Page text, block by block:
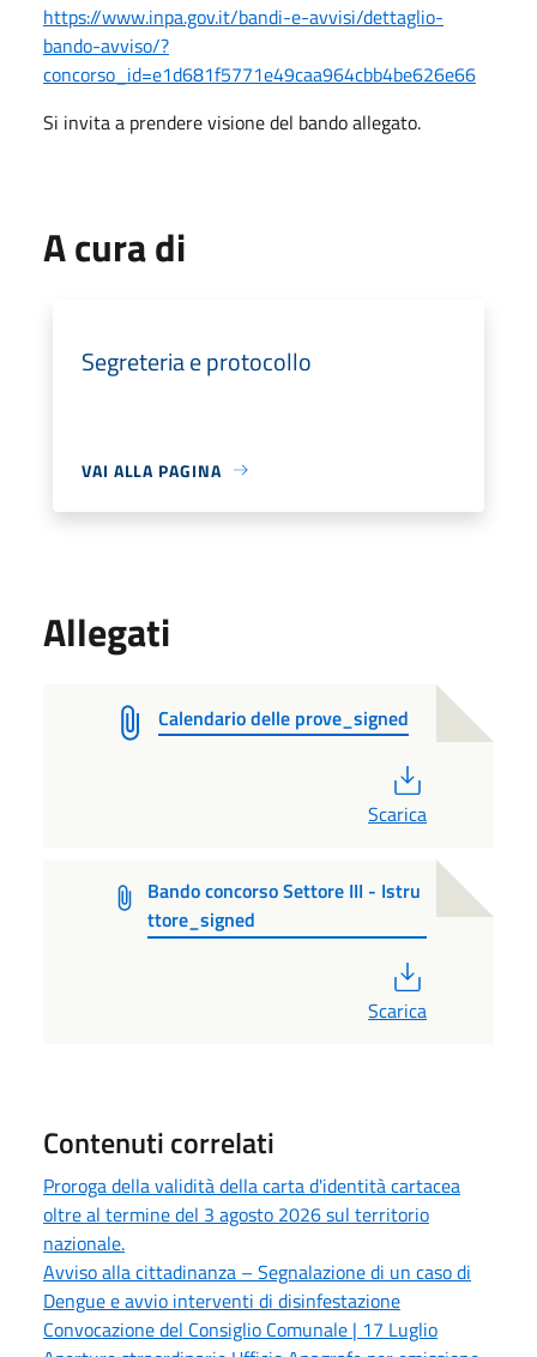
https://www.inpa.gov.it/bandi-e-avvisi/dettaglio-
bando-avviso/?
concorso_id=e1d681f5771e49caa964cbb4be626e66
Si invita a prendere visione del bando allegato.
A cura di
Segreteria e protocollo
VAI ALLA PAGINA
Allegati
Calendario delle prove_signed
Scarica
Bando concorso Settore III - Istru
ttore_signed
Scarica
Contenuti correlati
Proroga della validità della carta d'identità cartacea
oltre al termine del 3 agosto 2026 sul territorio
nazionale.
Avviso alla cittadinanza – Segnalazione di un caso di
Dengue e avvio interventi di disinfestazione
Convocazione del Consiglio Comunale | 17 Luglio